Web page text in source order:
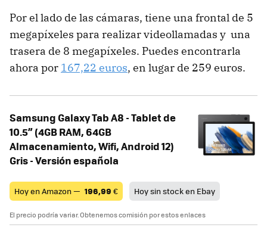
Por el lado de las cámaras, tiene una frontal de 5
megapíxeles para realizar videollamadas y una
trasera de 8 megapíxeles. Puedes encontrarla
ahora por 167,22 euros, en lugar de 259 euros.
Samsung Galaxy Tab A8 - Tablet de
10.5” (4GB RAM, 64GB
Almacenamiento, Wifi, Android 12)
Gris - Versión española
Hoy en Amazon — 196,99 € Hoy sin stock en Ebay
El precio podría variar. Obtenemos comisión por estos enlaces